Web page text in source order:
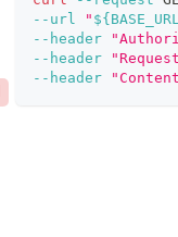
--url
"
--header
--header
--header